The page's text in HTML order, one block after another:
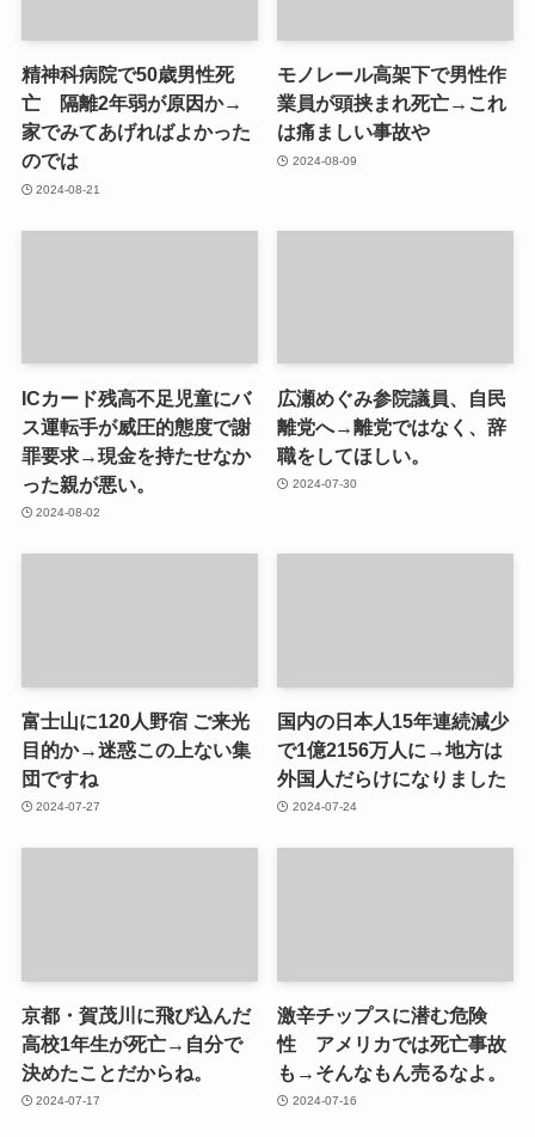
精神科病院で50歳男性死
亡 隔離2年弱が原因か→
家でみてあげればよかった
のでは
2024-08-21
モノレール高架下で男性作
業員が頭挟まれ死亡→これ
は痛ましい事故や
2024-08-09
ICカード残高不足児童にバ
ス運転手が威圧的態度で謝
罪要求→現金を持たせなか
った親が悪い。
2024-08-02
広瀬めぐみ参院議員、自民
離党へ→離党ではなく、辞
職をしてほしい。
2024-07-30
富士山に120人野宿 ご来光
目的か→迷惑この上ない集
団ですね
2024-07-27
国内の日本人15年連続減少
で1億2156万人に→地方は
外国人だらけになりました
2024-07-24
京都・賀茂川に飛び込んだ
高校1年生が死亡→自分で
決めたことだからね。
2024-07-17
激辛チップスに潜む危険
性 アメリカでは死亡事故
も→そんなもん売るなよ。
2024-07-16